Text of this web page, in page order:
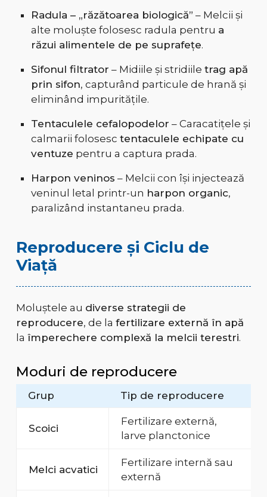
Radula – „răzătoarea biologică” – Melcii și
alte moluște folosesc radula pentru a
răzui alimentele de pe suprafețe.
Sifonul filtrator – Midiile și stridiile trag apă
prin sifon, capturând particule de hrană și
eliminând impuritățile.
Tentaculele cefalopodelor – Caracatițele și
calmarii folosesc tentaculele echipate cu
ventuze pentru a captura prada.
Harpon veninos – Melcii con își injectează
veninul letal printr-un harpon organic,
paralizând instantaneu prada.
Reproducere și Ciclu de
Viață
Moluștele au diverse strategii de
reproducere, de la fertilizare externă în apă
la împerechere complexă la melcii terestri.
Moduri de reproducere
Grup Tip de reproducere
Scoici
Fertilizare externă,
larve planctonice
Melci acvatici
Fertilizare internă sau
externă